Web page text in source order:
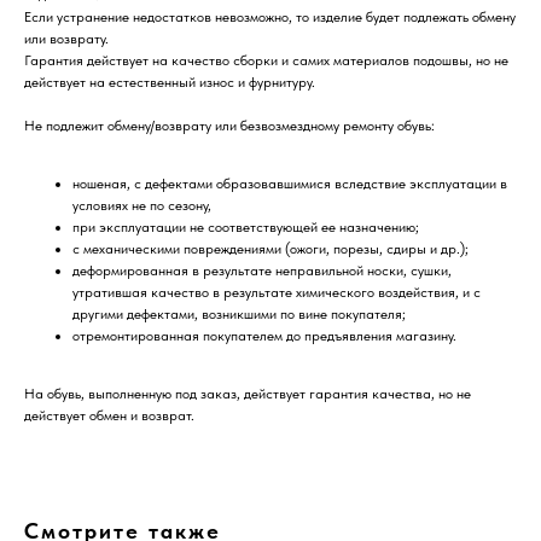
Если устранение недостатков невозможно, то изделие будет подлежать обмену
или возврату.
Гарантия действует на качество сборки и самих материалов подошвы, но не
действует на естественный износ и фурнитуру.
Не подлежит обмену/возврату или безвозмездному ремонту обувь:
ношеная, с дефектами образовавшимися вследствие эксплуатации в
условиях не по сезону,
при эксплуатации не соответствующей ее назначению;
с механическими повреждениями (ожоги, порезы, сдиры и др.);
деформированная в результате неправильной носки, сушки,
утратившая качество в результате химического воздействия, и с
другими дефектами, возникшими по вине покупателя;
отремонтированная покупателем до предъявления магазину.
На обувь, выполненную под заказ, действует гарантия качества, но не
действует обмен и возврат.
Смотрите также